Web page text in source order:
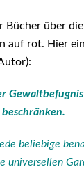
Bücher über
auf rot. Hier
Gewalt­be­fug­nis
belie­bi­ge
uni­ver­sel­len